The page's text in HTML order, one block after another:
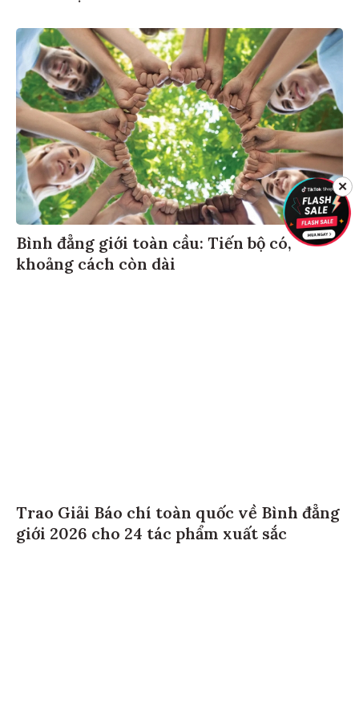
Bình đẳng giới toàn cầu: Tiến bộ có,
khoảng cách còn dài
Trao Giải Báo chí toàn quốc về Bình đẳng
giới 2026 cho 24 tác phẩm xuất sắc
✕